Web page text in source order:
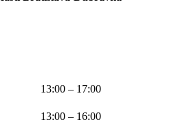
13:00 – 17:00
13:00 – 16:00